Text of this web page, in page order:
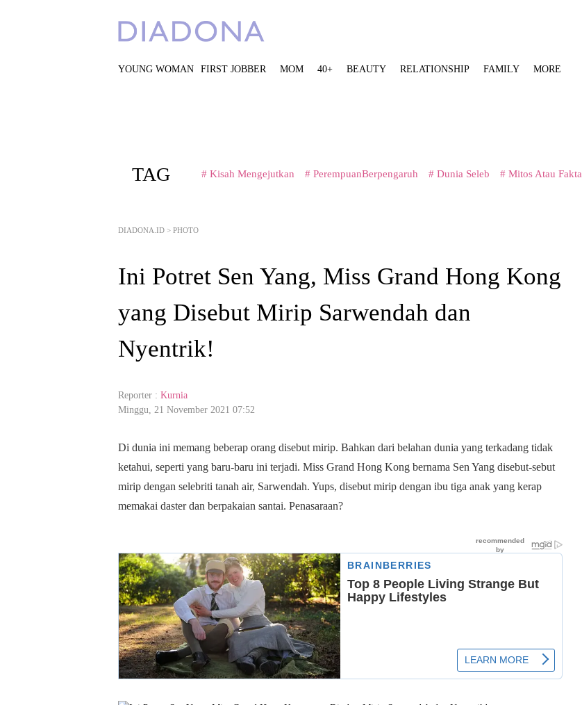
YOUNG WOMAN FIRST JOBBER MOM 40+ BEAUTY RELATIONSHIP FAMILY MORE
TAG # Kisah Mengejutkan # PerempuanBerpengaruh # Dunia Seleb # Mitos Atau Fakta
DIADONA.ID > PHOTO
Ini Potret Sen Yang, Miss Grand Hong Kong
yang Disebut Mirip Sarwendah dan
Nyentrik!
Reporter : Kurnia
Minggu, 21 November 2021 07:52
Di dunia ini memang beberap orang disebut mirip. Bahkan dari belahan dunia yang terkadang tidak
ketahui, seperti yang baru-baru ini terjadi. Miss Grand Hong Kong bernama Sen Yang disebut-sebut
mirip dengan selebriti tanah air, Sarwendah. Yups, disebut mirip dengan ibu tiga anak yang kerap
memakai daster dan berpakaian santai. Penasaraan?